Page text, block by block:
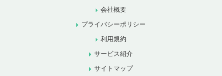
会社概要
プライバシーポリシー
利用規約
サービス紹介
サイトマップ